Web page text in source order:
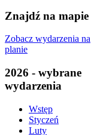
Znajdź na mapie
Zobacz wydarzenia na
planie
2026 - wybrane
wydarzenia
Wstęp
Styczeń
Luty